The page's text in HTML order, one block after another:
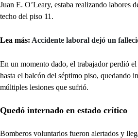
Juan E. O’Leary, estaba realizando labores
techo del piso 11.
Lea más: Accidente laboral dejó un
En un momento dado, el trabajador perdió
hasta el balcón del séptimo piso, quedando
múltiples lesiones que sufrió.
Quedó internado en estado crítico
Bomberos voluntarios fueron alertados y